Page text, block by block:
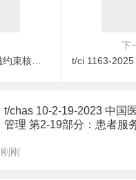
t∕ci 1164.2-2025 磁约束核聚变超导磁体绝缘制造系统技术要求 第2部分：磁约束核聚变环向场磁体线圈绝缘制造工艺规范
下
t/chas 10-2-19-2023 中国
管理 第2-19部分：患者服
刚刚